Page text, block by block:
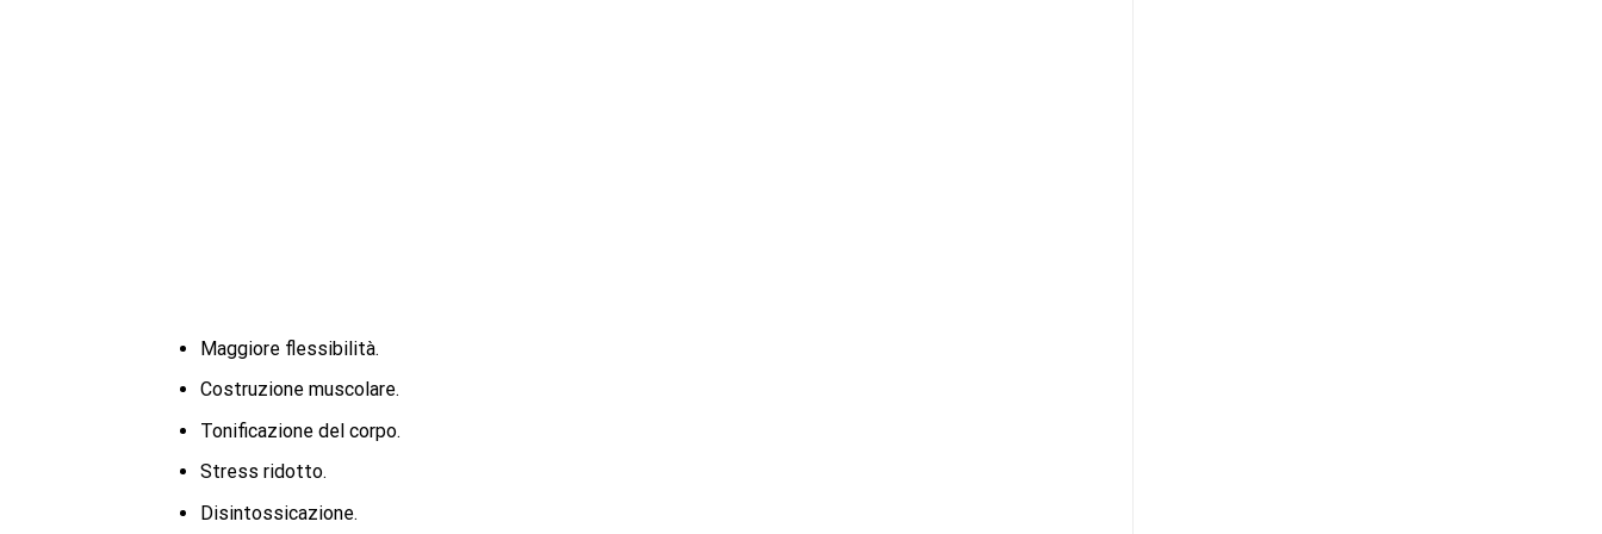
Maggiore flessibilità.
Costruzione muscolare.
Tonificazione del corpo.
Stress ridotto.
Disintossicazione.